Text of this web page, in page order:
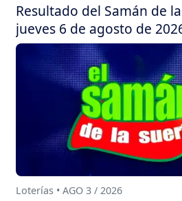
Resultado del Samán de
jueves 6 de agosto de
Loterías • AGO 3 / 2026